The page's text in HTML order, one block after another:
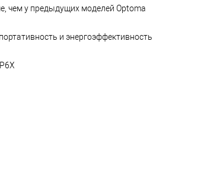
чем у предыдущих моделей Optoma
и энергоэффективность